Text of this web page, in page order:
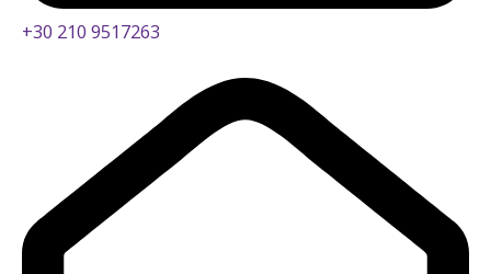
+30 210 9517263